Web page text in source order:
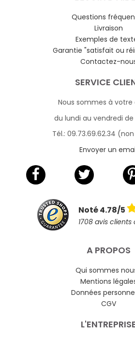
Questions
Livraison
Exemples de
Garantie "satisfait ou
Contactez-
SERVICE
Nous sommes à
du lundi au vendredi de
Tél.: 09.73.69.62.34
Envoyer un
Noté 4.78/5
1708 avis clients
A PROPOS
Qui sommes
Mentions
Données
CGV